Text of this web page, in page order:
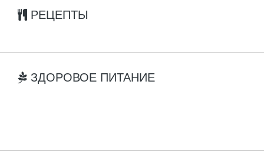
РЕЦЕПТЫ
ЗДОРОВОЕ ПИТАНИЕ